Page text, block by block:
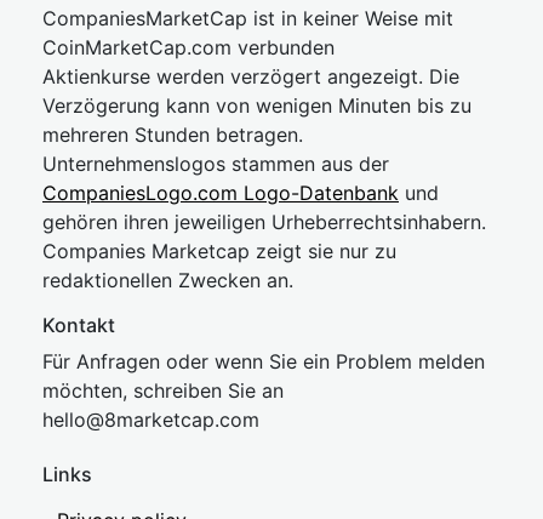
CompaniesMarketCap ist in keiner Weise mit
CoinMarketCap.com verbunden
Aktienkurse werden verzögert angezeigt. Die
Verzögerung kann von wenigen Minuten bis zu
mehreren Stunden betragen.
Unternehmenslogos stammen aus der
CompaniesLogo.com Logo-Datenbank und
gehören ihren jeweiligen Urheberrechtsinhabern.
Companies Marketcap zeigt sie nur zu
redaktionellen Zwecken an.
Kontakt
Für Anfragen oder wenn Sie ein Problem melden
möchten, schreiben Sie an
hello@8marketcap.com
Links